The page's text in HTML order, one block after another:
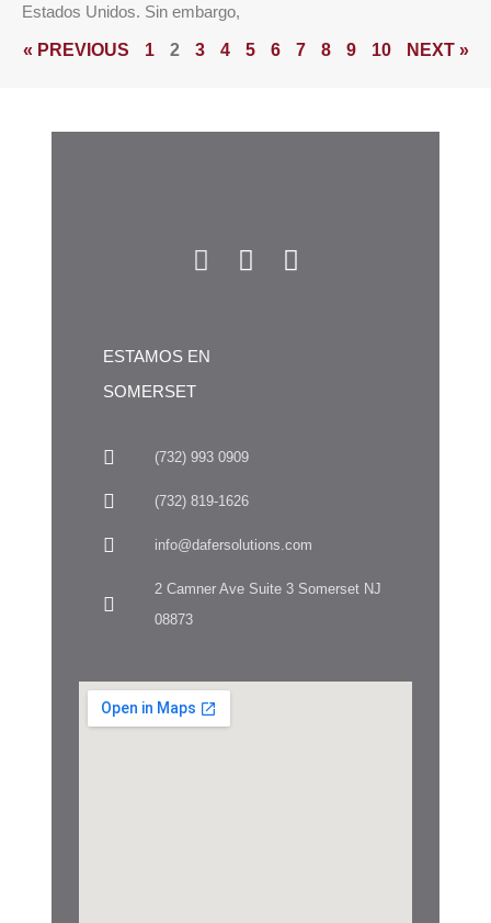
Estados Unidos. Sin embargo,
« PREVIOUS 1 2 3 4 5 6 7 8 9 10 NEXT »
ESTAMOS EN
SOMERSET
(732) 993 0909
(732) 819-1626
info@dafersolutions.com
2 Camner Ave Suite 3 Somerset NJ
08873